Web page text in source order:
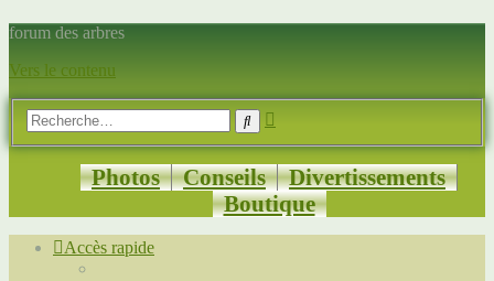
forum des arbres
Vers le contenu
Rechercher
Photos Conseils
Divertissements
Boutique
Accès rapide